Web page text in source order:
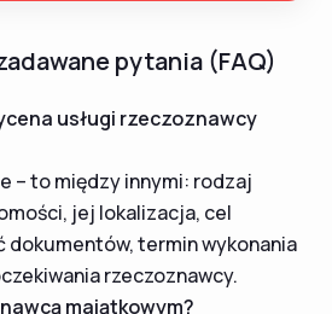
pytania (FAQ)
usługi rzeczoznawcy
– to między innymi: rodzaj
jej lokalizacja, cel
dokumentów, termin wykonania
rzeczoznawcy.
majątkowym?